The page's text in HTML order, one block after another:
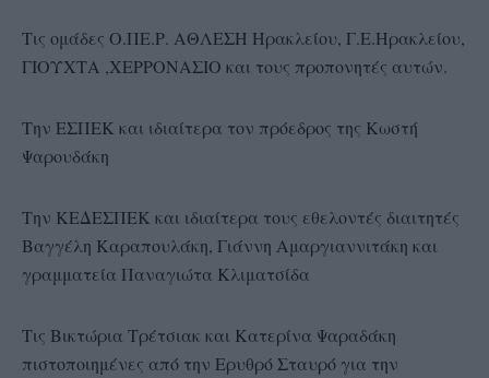
Τις ομάδες Ο.ΠΕ.Ρ. ΑΘΛΕΣΗ Ηρακλείου, Γ.Ε.Ηρακλείου,
ΓΙΟΥΧΤΑ ,ΧΕΡΡΟΝΑΣΙΟ και τους προπονητές αυτών.
Την ΕΣΠΕΚ και ιδιαίτερα τον πρόεδρος της Κωστή
Ψαρουδάκη
Την ΚΕΔΕΣΠΕΚ και ιδιαίτερα τους εθελοντές διαιτητές
Βαγγέλη Καραπουλάκη, Γιάννη Αμαργιαννιτάκη και
γραμματεία Παναγιώτα Κλιματσίδα
Τις Βικτώρια Τρέτσιακ και Κατερίνα Ψαραδάκη
πιστοποιημένες από την Ερυθρό Σταυρό για την